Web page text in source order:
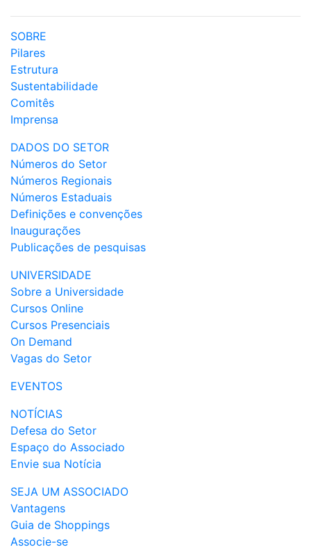
SOBRE
Pilares
Estrutura
Sustentabilidade
Comitês
Imprensa
DADOS DO SETOR
Números do Setor
Números Regionais
Números Estaduais
Definições e convenções
Inaugurações
Publicações de pesquisas
UNIVERSIDADE
Sobre a Universidade
Cursos Online
Cursos Presenciais
On Demand
Vagas do Setor
EVENTOS
NOTÍCIAS
Defesa do Setor
Espaço do Associado
Envie sua Notícia
SEJA UM ASSOCIADO
Vantagens
Guia de Shoppings
Associe-se